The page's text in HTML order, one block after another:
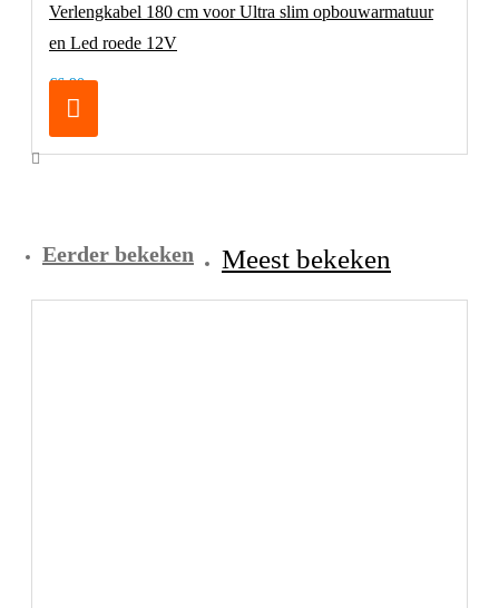
Verlengkabel 180 cm voor Ultra slim opbouwarmatuur
en Led roede 12V
€6,90
Eerder bekeken Meest bekeken